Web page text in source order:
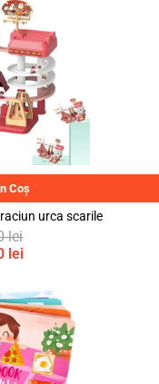
fost:
lei.
curent
este:
lei.
Coș
urca scarile
lei
lei.
lei
curent
lei.